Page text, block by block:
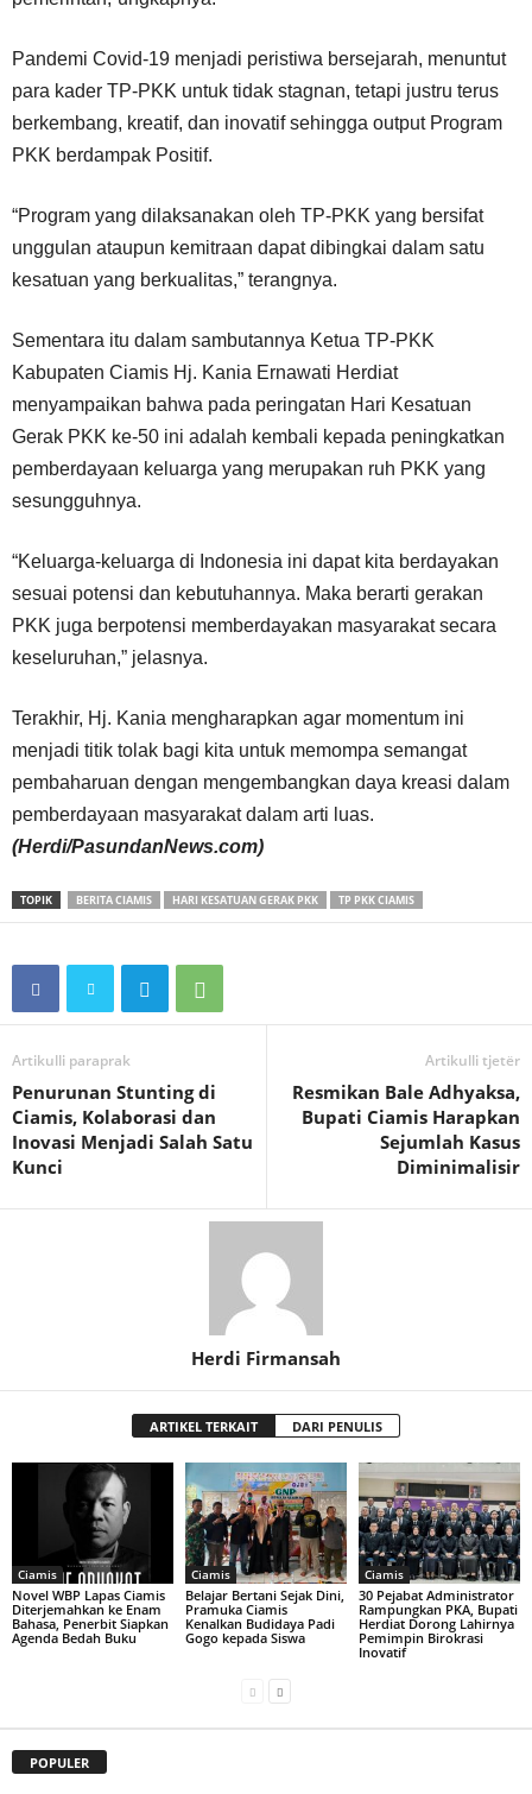
Pandemi Covid-19 menjadi peristiwa bersejarah, menuntut
para kader TP-PKK untuk tidak stagnan, tetapi justru terus
berkembang, kreatif, dan inovatif sehingga output Program
PKK berdampak Positif.
“Program yang dilaksanakan oleh TP-PKK yang bersifat
unggulan ataupun kemitraan dapat dibingkai dalam satu
kesatuan yang berkualitas,” terangnya.
Sementara itu dalam sambutannya Ketua TP-PKK
Kabupaten Ciamis Hj. Kania Ernawati Herdiat
menyampaikan bahwa pada peringatan Hari Kesatuan
Gerak PKK ke-50 ini adalah kembali kepada peningkatkan
pemberdayaan keluarga yang merupakan ruh PKK yang
sesungguhnya.
“Keluarga-keluarga di Indonesia ini dapat kita berdayakan
sesuai potensi dan kebutuhannya. Maka berarti gerakan
PKK juga berpotensi memberdayakan masyarakat secara
keseluruhan,” jelasnya.
Terakhir, Hj. Kania mengharapkan agar momentum ini
menjadi titik tolak bagi kita untuk memompa semangat
pembaharuan dengan mengembangkan daya kreasi dalam
pemberdayaan masyarakat dalam arti luas.
(Herdi/PasundanNews.com)
TOPIK BERITA CIAMIS HARI KESATUAN GERAK PKK TP PKK CIAMIS
Artikulli paraprak
Penurunan Stunting di
Ciamis, Kolaborasi dan
Inovasi Menjadi Salah Satu
Kunci
Artikulli tjetër
Resmikan Bale Adhyaksa,
Bupati Ciamis Harapkan
Sejumlah Kasus
Diminimalisir
Herdi Firmansah
ARTIKEL TERKAIT DARI PENULIS
Ciamis
Novel WBP Lapas Ciamis
Diterjemahkan ke Enam
Bahasa, Penerbit Siapkan
Agenda Bedah Buku
Ciamis
Belajar Bertani Sejak Dini,
Pramuka Ciamis
Kenalkan Budidaya Padi
Gogo kepada Siswa
Ciamis
30 Pejabat Administrator
Rampungkan PKA, Bupati
Herdiat Dorong Lahirnya
Pemimpin Birokrasi
Inovatif
POPULER